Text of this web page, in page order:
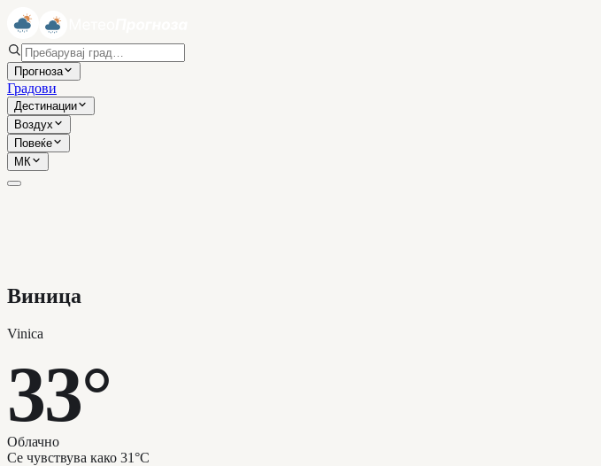
Прогноза
Градови
Дестинации
Воздух
Повеќе
МК
Виница
Vinica
33°
Облачно
Се чувствува како 31°C